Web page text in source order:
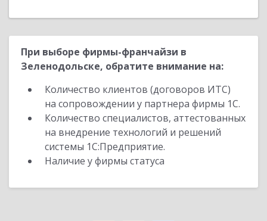
При выборе фирмы-франчайзи в
Зеленодольске, обратите внимание на:
Количество клиентов (договоров ИТС)
на сопровождении у партнера фирмы 1С.
Количество специалистов, аттестованных
на внедрение технологий и решений
системы 1С:Предприятие.
Наличие у фирмы статуса